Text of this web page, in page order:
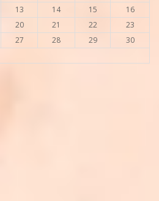
13 14 15
16
20 21 22
23
27 28 29
30